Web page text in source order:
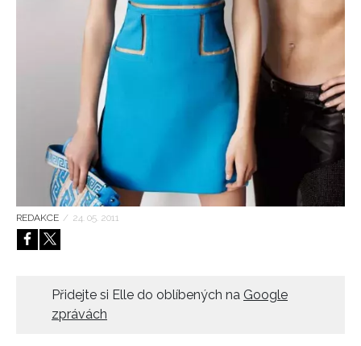
REDAKCE / 24. 05. 2011
Přidejte si Elle do oblíbených na Google
zprávách